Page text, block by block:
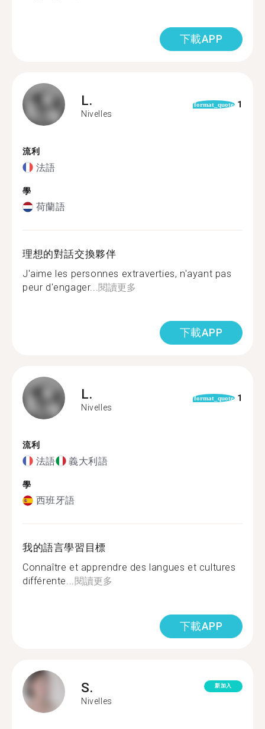
下載APP
L.
Nivelles
format_quote 1
流利
法語
學
荷蘭語
理想的對話交換夥伴
J'aime les personnes extraverties, n'ayant pas
peur d'engager...閱讀更多
下載APP
L.
Nivelles
format_quote 1
流利
法語 義大利語
學
西班牙語
我的語言學習目標
Connaître et apprendre des langues et cultures
différente...閱讀更多
下載APP
S.
Nivelles
新加入